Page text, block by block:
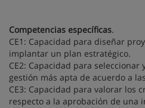
Competencias específicas.
CE1: Capacidad para diseñar
implantar un plan estratégico.
CE2: Capacidad para
gestión más apta de acuerdo a
CE3: Capacidad para valorar los
respecto a la aprobación de una